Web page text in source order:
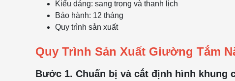
Kiểu dáng: sang trọng và thanh lịch
Bảo hành: 12 tháng
Quy trình sản xuất
Quy Trình Sản Xuất Giường Tắm
Bước 1. Chuẩn bị và cắt định hình khung